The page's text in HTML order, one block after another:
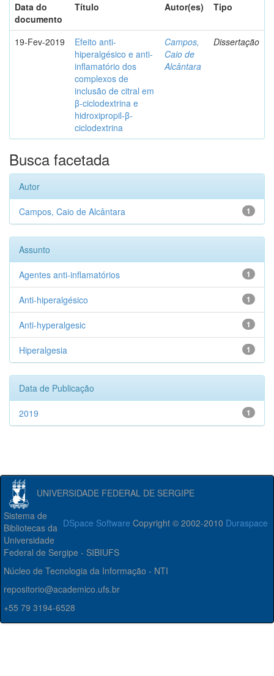
Data do
documento
Título Autor(es) Tipo
19-Fev-2019
Efeito anti-
hiperalgésico e anti-
inflamatório dos
complexos de
inclusão de citral em
β-ciclodextrina e
hidroxipropil-β-
ciclodextrina
Campos,
Caio de
Alcântara
Dissertação
Busca facetada
Autor
1
Campos, Caio de Alcântara
Assunto
1
Agentes anti-inflamatórios
1
Anti-hiperalgésico
1
Anti-hyperalgesic
1
Hiperalgesia
Data de Publicação
1
2019
UNIVERSIDADE FEDERAL DE SERGIPE
DSpace Software Copyright © 2002-2010 Duraspace
Sistema de
Bibliotecas da
Universidade
Federal de Sergipe - SIBIUFS
Núcleo de Tecnologia da Informação - NTI
repositorio@academico.ufs.br
+55 79 3194-6528